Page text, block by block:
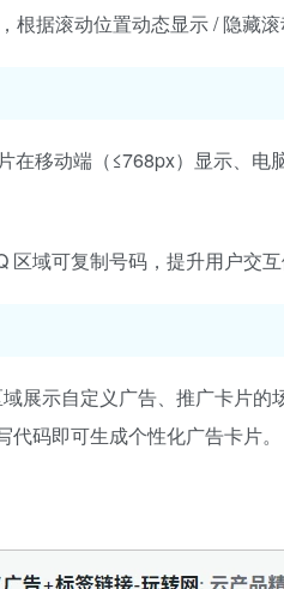
据滚动位置动态显示 / 隐藏滚
在移动端（≤768px）显示、电
域可复制号码，提升用户交互
展示自定义广告、推广卡片
码即可生成个性化广告卡片。